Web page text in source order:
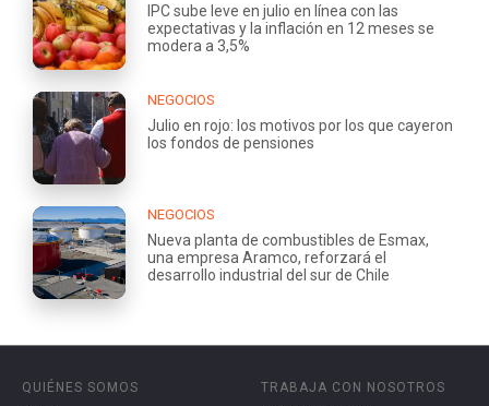
IPC sube leve en julio en línea con las
expectativas y la inflación en 12 meses se
modera a 3,5%
NEGOCIOS
Julio en rojo: los motivos por los que cayeron
los fondos de pensiones
NEGOCIOS
Nueva planta de combustibles de Esmax,
una empresa Aramco, reforzará el
desarrollo industrial del sur de Chile
QUIÉNES SOMOS
TRABAJA CON NOSOTROS